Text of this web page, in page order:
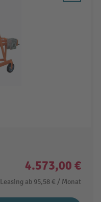
4.573,00 €
Leasing ab 95,58 € / Monat